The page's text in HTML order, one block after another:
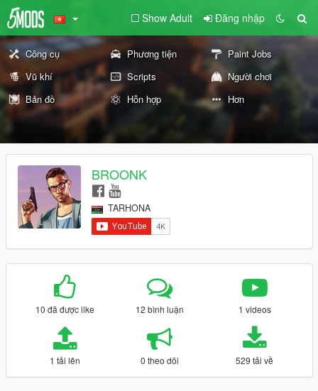
Show Adult Đăng nhập
Công cụ Phương tiện
Paint Jobs
Vũ khí
Scripts
Người chơi
Bản đồ
Hỗn hợp Hơn
BROONK
TARHONA
10 đã được like 12 bình luận 1 videos
1 tải lên 0 theo dõi 529 tải về